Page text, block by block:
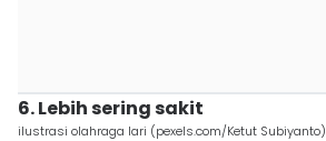
6. Lebih sering sakit
ilustrasi olahraga lari (pexels.com/Ketut Subiyanto)